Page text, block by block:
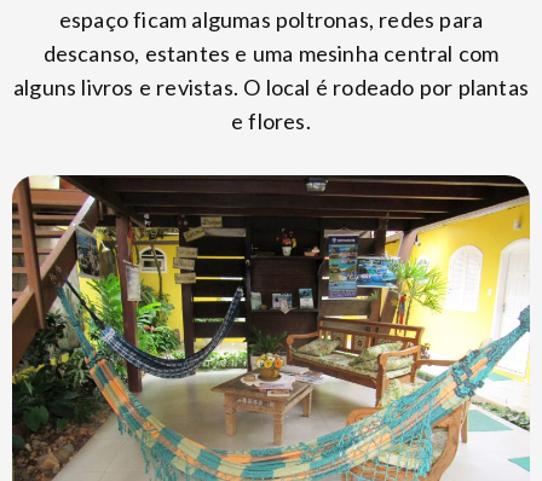
espaço ficam algumas poltronas, redes para
descanso, estantes e uma mesinha central com
alguns livros e revistas. O local é rodeado por plantas
e flores.